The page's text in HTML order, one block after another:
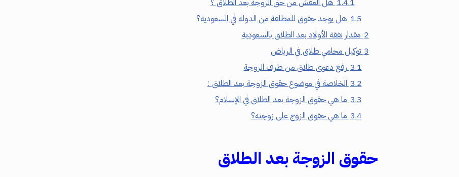
1.5 هل يوجد حقوق للمطلقة من الدولة في السعودية؟
2 مقدار نفقة الأولاد بعد الطلاق بالسعودية
3 توكيل محامي طلاق في الرياض
3.1 رفع دعوى طلاق من طرف الزوجة
3.2 الخلاصة في موضوع حقوق الزوجة بعد الطلاق :
3.3 ما هي حقوق الزوجة بعد الطلاق في الإسلام؟
3.4 ما هي حقوق الزوج على زوجته؟
حقوق الزوجة بعد الطلاق